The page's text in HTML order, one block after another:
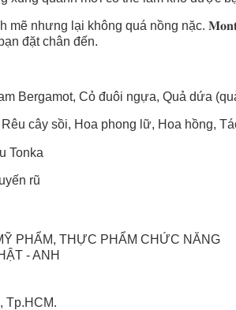
nhưng lại không quá nồng nặc.
đặt chân đến.
Bergamot, Cỏ đuôi ngựa, Quả dứa
cây sồi, Hoa phong lữ, Hoa hồng,
Tonka
rũ
PHẨM, THỰC PHẨM CHỨC NĂNG
- ANH
Tp.HCM.